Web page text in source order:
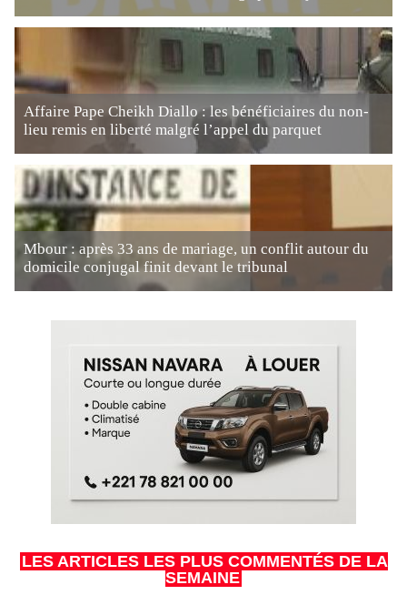
Affaire Pape Cheikh Diallo : les bénéficiaires du non-
lieu remis en liberté malgré l’appel du parquet
Mbour : après 33 ans de mariage, un conflit autour du
domicile conjugal finit devant le tribunal
LES ARTICLES LES PLUS COMMENTÉS DE LA
SEMAINE